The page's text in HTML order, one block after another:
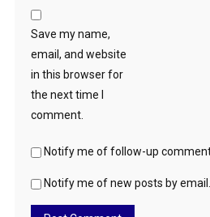
Save my name,
email, and website
in this browser for
the next time I
comment.
Notify me of follow-up
Notify me of new posts by email.